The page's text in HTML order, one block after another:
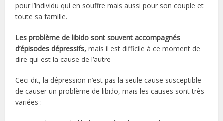
pour l’individu qui en souffre mais aussi pour son couple et
toute sa famille.
Les problème de libido sont souvent accompagnés
d’épisodes dépressifs, mais il est difficile à ce moment de
dire qui est la cause de l’autre.
Ceci dit, la dépression n’est pas la seule cause susceptible
de causer un problème de libido, mais les causes sont très
variées :